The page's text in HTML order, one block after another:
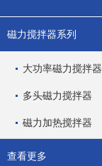
磁力搅拌器系列
大功率磁力搅拌器
多头磁力搅拌器
磁力加热搅拌器
查看更多